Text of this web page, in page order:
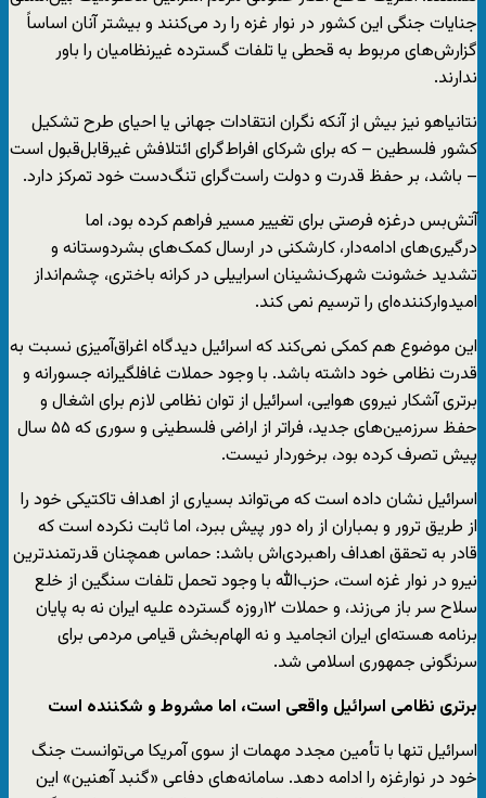
جنایات جنگی این کشور در نوار غزه را رد می‌کنند و بیشتر آنان اساساً
گزارش‌های مربوط به قحطی یا تلفات گسترده غیرنظامیان را باور
ندارند.
نتانیاهو نیز بیش از آنکه نگران انتقادات جهانی یا احیای طرح تشکیل
کشور فلسطین – که برای شرکای افراط‌گرای ائتلافش غیرقابل‌قبول است
– باشد، بر حفظ قدرت و دولت راست‌گرای تنگ‌دست خود تمرکز دارد.
آتش‌بس درغزه فرصتی برای تغییر مسیر فراهم کرده بود، اما
درگیری‌های ادامه‌دار، کارشکنی در ارسال کمک‌های بشردوستانه و
تشدید خشونت شهرک‌نشینان اسراییلی در کرانه باختری، چشم‌انداز
امیدوارکننده‌ای را ترسیم نمی کند.
این موضوع هم کمکی نمی‌کند که اسرائیل دیدگاه اغراق‌آمیزی نسبت به
قدرت نظامی خود داشته باشد. با وجود حملات غافلگیرانه جسورانه و
برتری آشکار نیروی هوایی، اسرائیل از توان نظامی لازم برای اشغال و
حفظ سرزمین‌های جدید، فراتر از اراضی فلسطینی و سوری که ۵۵ سال
پیش تصرف کرده بود، برخوردار نیست.
اسرائیل نشان داده است که می‌تواند بسیاری از اهداف تاکتیکی خود را
از طریق ترور و بمباران از راه دور پیش ببرد، اما ثابت نکرده است که
قادر به تحقق اهداف راهبردی‌اش باشد: حماس همچنان قدرتمندترین
نیرو در نوار غزه است، حزب‌الله با وجود تحمل تلفات سنگین از خلع
سلاح سر باز می‌زند، و حملات ۱۲روزه گسترده علیه ایران نه به پایان
برنامه هسته‌ای ایران انجامید و نه الهام‌بخش قیامی مردمی برای
سرنگونی جمهوری اسلامی شد.
برتری نظامی اسرائیل واقعی است، اما مشروط و شکننده است
اسرائیل تنها با تأمین مجدد مهمات از سوی آمریکا می‌توانست جنگ
خود در نوارغزه را ادامه دهد. سامانه‌های دفاعی «گنبد آهنین» این